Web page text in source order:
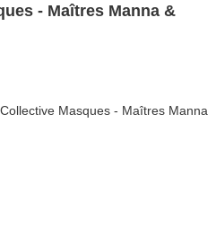
- Maîtres Manna &